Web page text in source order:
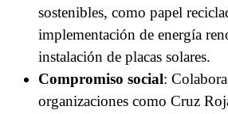
sostenibles, como papel
implementación de energía
instalación de placas solares.
Compromiso social:
organizaciones como Cruz